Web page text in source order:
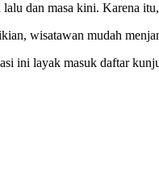
dan masa kini. Karena
wisatawan mudah
ini layak masuk daftar